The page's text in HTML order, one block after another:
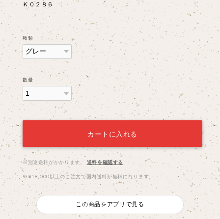
Ｋ０２８６
種類
数量
カートに入れる
※別途送料がかかります。 送料を確認する
※¥18,000以上のご注文で国内送料が無料になります。
この商品をアプリで見る